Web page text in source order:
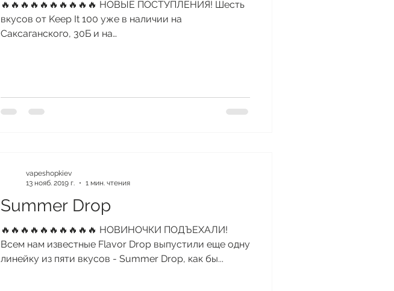
🔥🔥🔥🔥🔥🔥🔥🔥🔥🔥 НОВЫЕ ПОСТУПЛЕНИЯ! Шесть
вкусов от Keep It 100 уже в наличии на
Саксаганского, 30Б и на
Summer Drop
🔥🔥🔥🔥🔥🔥🔥🔥🔥🔥 НОВИНОЧКИ ПОДЪЕХАЛИ!
Всем нам известные Flavor Drop выпустили еще одну
линейку из пяти вкусов - Summer Drop, как бы...
vapeshopkiev
13 нояб. 2019 г.
1 мин. чтения